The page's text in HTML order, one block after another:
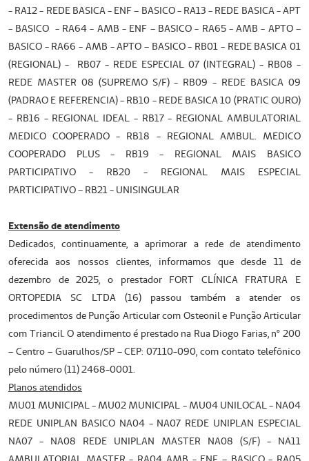
- RA12 - REDE BASICA - ENF – BASICO - RA13 - REDE BASICA - APT
- BASICO - RA64 - AMB - ENF – BASICO - RA65 - AMB - APTO –
BASICO - RA66 - AMB - APTO – BASICO - RB01 - REDE BASICA 01
(REGIONAL) - RB07 - REDE ESPECIAL 07 (INTEGRAL) - RB08 -
REDE MASTER 08 (SUPREMO S/F) - RB09 - REDE BASICA 09
(PADRAO E REFERENCIA) - RB10 - REDE BASICA 10 (PRATIC OURO)
- RB16 - REGIONAL IDEAL - RB17 - REGIONAL AMBULATORIAL
MEDICO COOPERADO - RB18 - REGIONAL AMBUL. MEDICO
COOPERADO PLUS - RB19 - REGIONAL MAIS BASICO
PARTICIPATIVO - RB20 - REGIONAL MAIS ESPECIAL
PARTICIPATIVO – RB21 - UNISINGULAR
Extensão de atendimento
Dedicados, continuamente, a aprimorar a rede de atendimento
oferecida aos nossos clientes, informamos que desde 11 de
dezembro de 2025, o prestador FORT CLÍNICA FRATURA E
ORTOPEDIA SC LTDA (16) passou também a atender os
procedimentos de Punção Articular com Osteonil e Punção Articular
com Triancil. O atendimento é prestado na Rua Diogo Farias, nº 200
– Centro – Guarulhos/SP – CEP: 07110-090, com contato telefônico
pelo número (11) 2468-0001.
Planos atendidos
MU01 MUNICIPAL - MU02 MUNICIPAL - MU04 UNILOCAL - NA04
REDE UNIPLAN BASICO NA04 - NA07 REDE UNIPLAN ESPECIAL
NA07 - NA08 REDE UNIPLAN MASTER NA08 (S/F) - NA11